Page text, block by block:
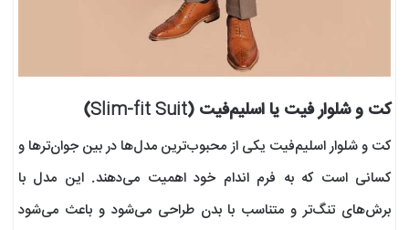
کت و شلوار فیت یا اسلیم‌فیت (Slim-fit Suit)
کت و شلوار اسلیم‌فیت یکی از محبوب‌ترین مدل‌ها در بین جوان‌ترها و
کسانی است که به فرم اندام خود اهمیت می‌دهند. این مدل با
برش‌های تنگ‌تر و متناسب با بدن طراحی می‌شود و باعث می‌شود